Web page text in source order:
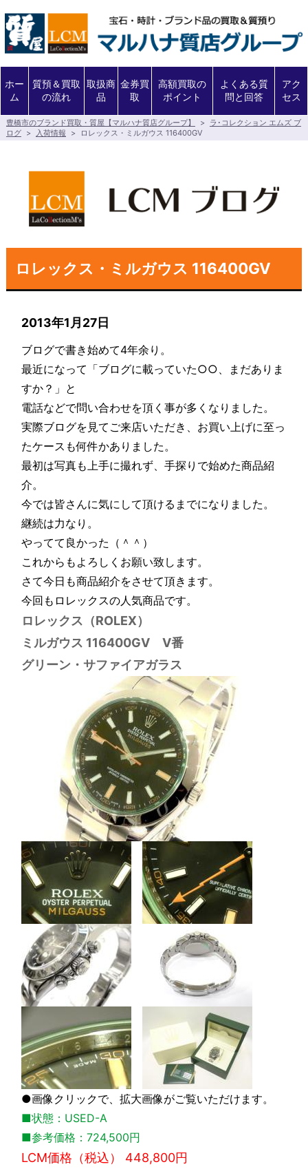
ホー
ム
質預＆買取
の流れ
取扱商
品
金券買
取
高額買取の
ポイント
よくある質
問と回答
アク
セス
豊橋市のブランド買取・質屋【マルハナ質店グループ】 >
ラ･コレクション エムズ ブ
ログ > 入荷情報 > ロレックス・ミルガウス 116400GV
ロレックス・ミルガウス 116400GV
2013年1月27日
ブログで書き始めて4年余り。
最近になって「ブログに載っていた○○、まだありま
すか？」と
電話などで問い合わせを頂く事が多くなりました。
実際ブログを見てご来店いただき、お買い上げに至っ
たケースも何件かありました。
最初は写真も上手に撮れず、手探りで始めた商品紹
介。
今では皆さんに気にして頂けるまでになりました。
継続は力なり。
やってて良かった（＾＾）
これからもよろしくお願い致します。
さて今日も商品紹介をさせて頂きます。
今回もロレックスの人気商品です。
ロレックス（ROLEX）
ミルガウス 116400GV V番
グリーン・サファイアガラス
●画像クリックで、拡大画像がご覧いただけます。
■状態：USED-A
■参考価格：724,500円
LCM価格（税込） 448,800円